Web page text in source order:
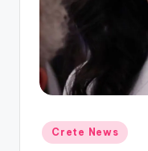
o
Αναρτήθηκε
σε
Crete News